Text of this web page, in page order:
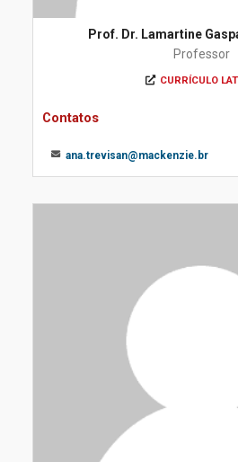
Prof. Dr. Lamartine
Professor
CURRÍCULO
Contatos
ana.trevisan@mackenzie.br